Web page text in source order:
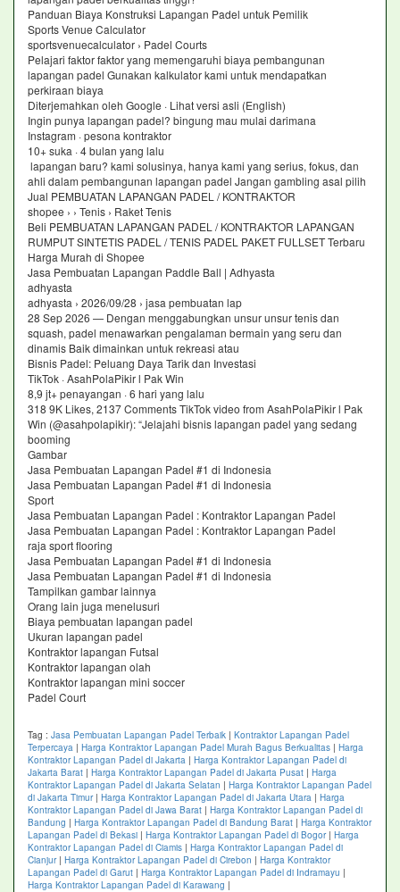
Panduan Biaya Konstruksi Lapangan Padel untuk Pemilik
Sports Venue Calculator
sportsvenuecalculator › Padel Courts
Pelajari faktor faktor yang memengaruhi biaya pembangunan
lapangan padel Gunakan kalkulator kami untuk mendapatkan
perkiraan biaya
Diterjemahkan oleh Google · Lihat versi asli (English)
Ingin punya lapangan padel? bingung mau mulai darimana
Instagram · pesona kontraktor
10+ suka · 4 bulan yang lalu
lapangan baru? kami solusinya, hanya kami yang serius, fokus, dan
ahli dalam pembangunan lapangan padel Jangan gambling asal pilih
Jual PEMBUATAN LAPANGAN PADEL / KONTRAKTOR
shopee › › Tenis › Raket Tenis
Beli PEMBUATAN LAPANGAN PADEL / KONTRAKTOR LAPANGAN
RUMPUT SINTETIS PADEL / TENIS PADEL PAKET FULLSET Terbaru
Harga Murah di Shopee
Jasa Pembuatan Lapangan Paddle Ball | Adhyasta
adhyasta
adhyasta › 2026/09/28 › jasa pembuatan lap
28 Sep 2026 — Dengan menggabungkan unsur unsur tenis dan
squash, padel menawarkan pengalaman bermain yang seru dan
dinamis Baik dimainkan untuk rekreasi atau
Bisnis Padel: Peluang Daya Tarik dan Investasi
TikTok · AsahPolaPikir l Pak Win
8,9 jt+ penayangan · 6 hari yang lalu
318 9K Likes, 2137 Comments TikTok video from AsahPolaPikir l Pak
Win (@asahpolapikir): “Jelajahi bisnis lapangan padel yang sedang
booming
Gambar
Jasa Pembuatan Lapangan Padel #1 di Indonesia
Jasa Pembuatan Lapangan Padel #1 di Indonesia
Sport
Jasa Pembuatan Lapangan Padel : Kontraktor Lapangan Padel
Jasa Pembuatan Lapangan Padel : Kontraktor Lapangan Padel
raja sport flooring
Jasa Pembuatan Lapangan Padel #1 di Indonesia
Jasa Pembuatan Lapangan Padel #1 di Indonesia
Tampilkan gambar lainnya
Orang lain juga menelusuri
Biaya pembuatan lapangan padel
Ukuran lapangan padel
Kontraktor lapangan Futsal
Kontraktor lapangan olah
Kontraktor lapangan mini soccer
Padel Court
Tag : Jasa Pembuatan Lapangan Padel Terbaik | Kontraktor Lapangan Padel
Terpercaya | Harga Kontraktor Lapangan Padel Murah Bagus Berkualitas | Harga
Kontraktor Lapangan Padel di Jakarta | Harga Kontraktor Lapangan Padel di
Jakarta Barat | Harga Kontraktor Lapangan Padel di Jakarta Pusat | Harga
Kontraktor Lapangan Padel di Jakarta Selatan | Harga Kontraktor Lapangan Padel
di Jakarta Timur| Harga Kontraktor Lapangan Padel di Jakarta Utara | Harga
Kontraktor Lapangan Padel di Jawa Barat | Harga Kontraktor Lapangan Padel di
Bandung | Harga Kontraktor Lapangan Padel di Bandung Barat | Harga Kontraktor
Lapangan Padel di Bekasi | Harga Kontraktor Lapangan Padel di Bogor| Harga
Kontraktor Lapangan Padel di Ciamis | Harga Kontraktor Lapangan Padel di
Cianjur| Harga Kontraktor Lapangan Padel di Cirebon | Harga Kontraktor
Lapangan Padel di Garut | Harga Kontraktor Lapangan Padel di Indramayu |
Harga Kontraktor Lapangan Padel di Karawang |